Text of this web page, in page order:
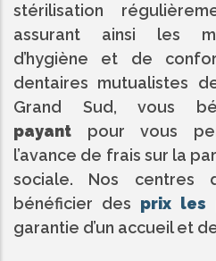
stérilisation
assurant ainsi les
d’hygiène et de
dentaires mutualistes
Grand Sud, vous
payant pour vous
l’avance de frais sur la
sociale. Nos centres
bénéficier des prix les
garantie d’un accueil et